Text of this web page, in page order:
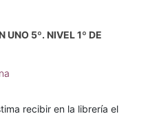
UNO 5º. NIVEL 1º DE
recibir en la librería el